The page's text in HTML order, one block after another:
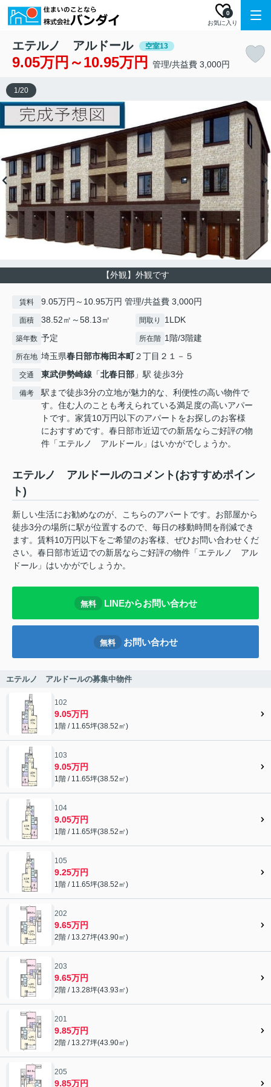
お気に入り
0
エテルノ アルドール 空室13
9.05万円～10.95万円 管理/共益費 3,000円
【外観】外観です
1/20
賃料 9.05万円～10.95万円 管理/共益費 3,000円
面積 38.52㎡～58.13㎡ 間取り 1LDK
築年数 予定 所在階 1階/3階建
所在地 埼玉県春日部市梅田本町２丁目２１－５
交通 東武伊勢崎線 「北春日部 」駅 徒歩3分
備考
駅まで徒歩3分の立地が魅力的な、利便性の高い物件で
す。住む人のことも考えられている満足度の高いアパー
トです。家賃10万円以下のアパートをお探しのお客様
におすすめです。春日部市近辺での新居ならご好評の物
件「エテルノ アルドール」はいかがでしょうか。
エテルノ アルドールのコメント(おすすめポイン
ト)
新しい生活にお勧めなのが、こちらのアパートです。お部屋から
徒歩3分の場所に駅が位置するので、毎日の移動時間を削減でき
ます。賃料10万円以下をご希望のお客様、ぜひお問い合わせくだ
さい。春日部市近辺での新居ならご好評の物件「エテルノ アル
ドール」はいかがでしょうか。
無料 LINEからお問い合わせ
無料 お問い合わせ
エテルノ アルドールの募集中物件
102
9.05万円
1階 / 11.65坪(38.52㎡)
103
9.05万円
1階 / 11.65坪(38.52㎡)
104
9.05万円
1階 / 11.65坪(38.52㎡)
105
9.25万円
1階 / 11.65坪(38.52㎡)
202
9.65万円
2階 / 13.27坪(43.90㎡)
203
9.65万円
2階 / 13.28坪(43.93㎡)
201
9.85万円
2階 / 13.27坪(43.90㎡)
205
9.85万円